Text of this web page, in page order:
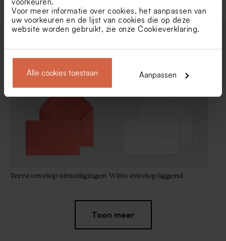
Voor meer informatie over cookies, het aanpassen van
uw voorkeuren en de lijst van cookies die op deze
website worden gebruikt, zie onze Cookieverklaring.
Alle cookies toestaan Aanpassen
Enveloppen
Terra envelop uitnodigingen Witte envelop liggend
Toon meer